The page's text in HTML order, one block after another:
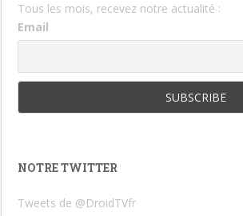
Tous les mois, recevez notre actualité :
Email
NOTRE TWITTER
Tweets de @DroidTVfr